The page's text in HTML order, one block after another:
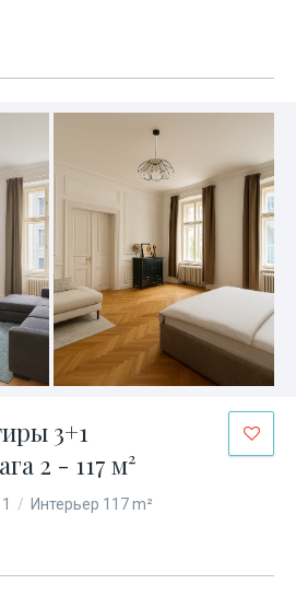
3+1
2 - 117 м²
/ Интерьер 117 m²